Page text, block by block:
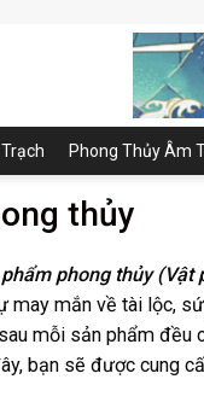
Phong Thủy Âm
thủy
phong thủy (Vật
may mắn về tài lộc,
mỗi sản phẩm
bạn sẽ được cung